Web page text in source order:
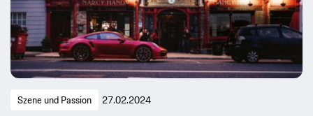
Szene und Passion 27.02.2024